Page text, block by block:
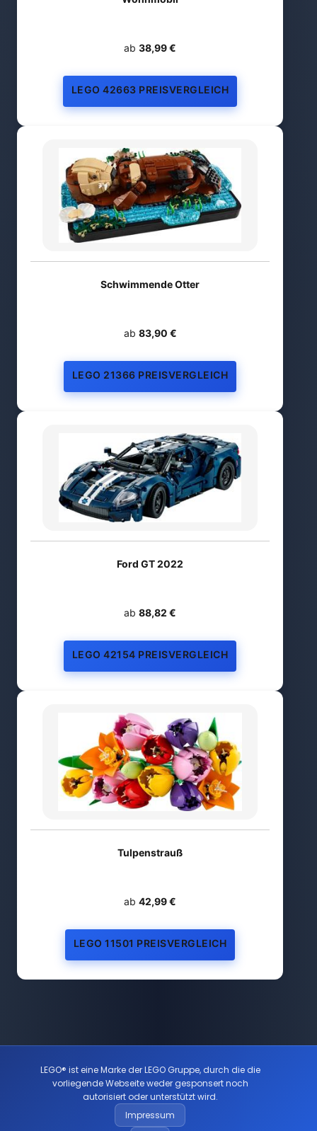
ab 38,99 €
LEGO 42663 PREISVERGLEICH
Schwimmende Otter
ab 83,90 €
LEGO 21366 PREISVERGLEICH
Ford GT 2022
ab 88,82 €
LEGO 42154 PREISVERGLEICH
Tulpenstrauß
ab 42,99 €
LEGO 11501 PREISVERGLEICH
LEGO® ist eine Marke der LEGO Gruppe, durch die die
vorliegende Webseite weder gesponsert noch
autorisiert oder unterstützt wird.
Impressum